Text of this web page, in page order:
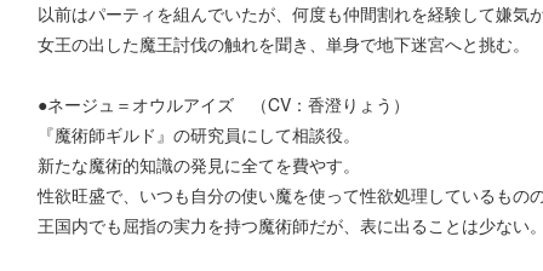
以前はパーティを組んでいたが、何度も仲間割れを経験して嫌気
女王の出した魔王討伐の触れを聞き、単身で地下迷宮へと挑む。
●ネージュ＝オウルアイズ （CV：香澄りょう）
『魔術師ギルド』の研究員にして相談役。
新たな魔術的知識の発見に全てを費やす。
性欲旺盛で、いつも自分の使い魔を使って性欲処理しているもの
王国内でも屈指の実力を持つ魔術師だが、表に出ることは少ない